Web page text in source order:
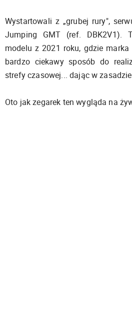
Wystartowali z „grubej rury",
Jumping GMT (ref. DBK2V1).
modelu z 2021 roku, gdzie marka
bardzo ciekawy sposób do
strefy czasowej... dając w
Oto jak zegarek ten wygląda na